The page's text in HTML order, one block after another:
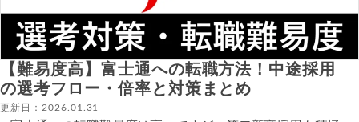
【難易度高】富士通への転職方法！中途採用
の選考フロー・倍率と対策まとめ
更新日：2026.01.31